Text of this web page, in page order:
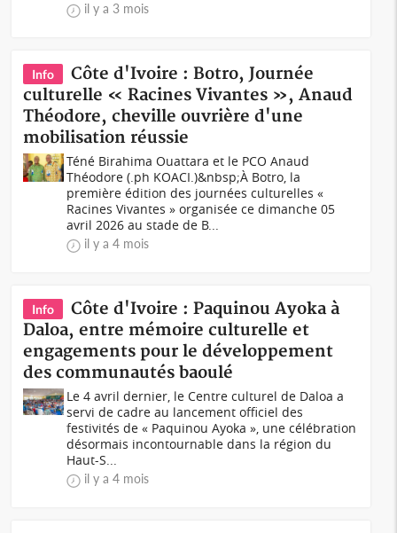
il y a 3 mois
Info
Côte d'Ivoire : Botro, Journée
culturelle « Racines Vivantes », Anaud
Théodore, cheville ouvrière d'une
mobilisation réussie
Téné Birahima Ouattara et le PCO Anaud
Théodore (.ph KOACI.)&nbsp;À Botro, la
première édition des journées culturelles «
Racines Vivantes » organisée ce dimanche 05
avril 2026 au stade de B...
il y a 4 mois
Info
Côte d'Ivoire : Paquinou Ayoka à
Daloa, entre mémoire culturelle et
engagements pour le développement
des communautés baoulé
Le 4 avril dernier, le Centre culturel de Daloa a
servi de cadre au lancement officiel des
festivités de « Paquinou Ayoka », une célébration
désormais incontournable dans la région du
Haut-S...
il y a 4 mois